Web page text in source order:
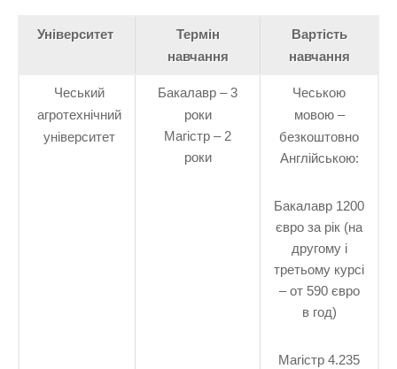
Університет
Термін
навчання
Вартість
навчання
Чеський
агротехнічний
університет
Бакалавр – 3
роки
Магістр – 2
роки
Чеською
мовою –
безкоштовно
Англійською:
Бакалавр 1200
євро за рік (на
другому і
третьому курсі
– от 590 євро
в год)
Магістр 4.235